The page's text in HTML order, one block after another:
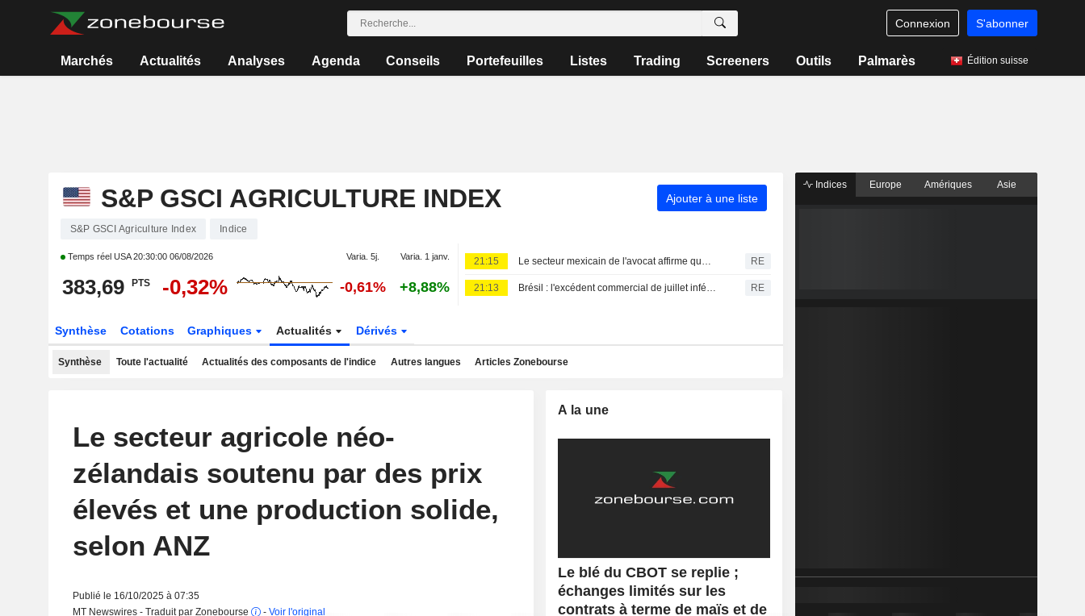
Connexion S'abonner
Marchés Actualités Analyses Agenda Conseils Portefeuilles Listes Trading Screeners Outils Palmarès Édition suisse
S&P GSCI AGRICULTURE INDEX Ajouter à une liste
S&P GSCI Agriculture Index Indice
Temps réel USA20:30:00 06/08/2026 Varia. 5j. Varia. 1 janv.
383,69 PTS -0,32% -0,61% +8,88%
21:15 Le secteur mexicain de l'avocat affirme que la suspension des opérations n'affectera pas significativement l'offre RE
21:13 Brésil : l'excédent commercial de juillet inférieur aux prévisions sur fond de baisse des volumes RE
Synthèse Cotations Graphiques Actualités Dérivés
Synthèse Toute l'actualité Actualités des composants de l'indice Autres langues Articles Zonebourse
Le secteur agricole néo-
zélandais soutenu par des prix
élevés et une production solide,
selon ANZ
Publié le 16/10/2025 à 07:35
MT Newswires - Traduit par Zonebourse
- Voir l'original
A la une
Le blé du CBOT se replie ;
échanges limités sur les
contrats à terme de maïs et de
Indices Europe Amériques Asie